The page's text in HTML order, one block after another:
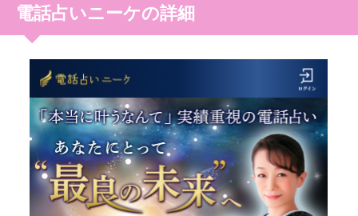
電話占いニーケの詳細